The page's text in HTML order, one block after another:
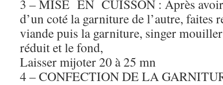
3 – MISE EN CUISSON : Après avoir
d’un coté la garniture de l’autre, faites
viande puis la garniture, singer
réduit et le fond,
Laisser mijoter 20 à 25 mn
4 – CONFECTION DE LA